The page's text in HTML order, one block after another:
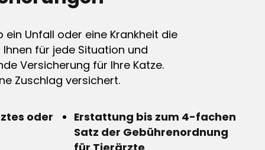
Unfall oder eine Krankheit die
für jede Situation und
Versicherung für Ihre Katze.
Zuschlag versichert.
oder
Erstattung bis zum 4-fachen
Satz der Gebührenordnung